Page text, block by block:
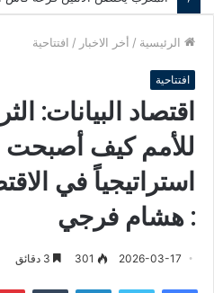
الرئيسية / أخر الاخبار / افتتاحية
افتتاحية
اقتصاد البيانات:
للأمم كيف أصبحت
استراتيجياً في
: هشام فرجي
2026-03-17
301
فيسبوك لينكدإن